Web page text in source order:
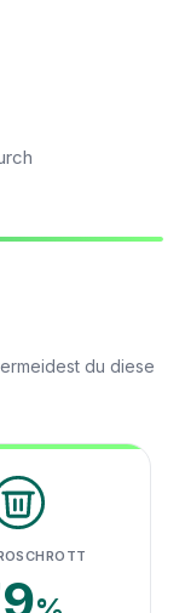
du diese